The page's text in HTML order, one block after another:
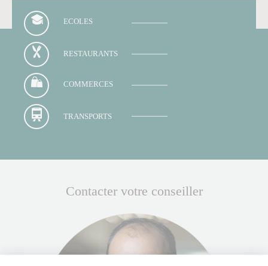
ECOLES
RESTAURANTS
COMMERCES
TRANSPORTS
Contacter votre conseiller